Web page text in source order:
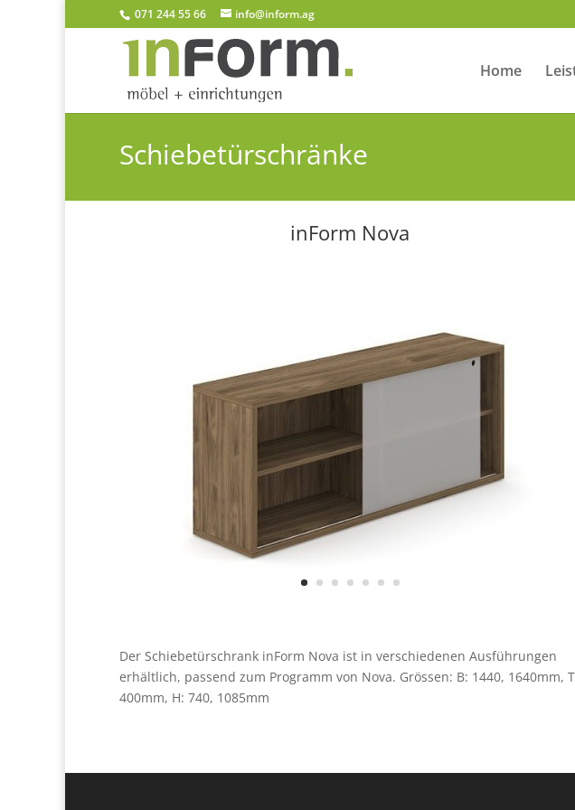
071 244 55 66 info@inform.ag
Home
Schiebetürschränke
inForm Nova
Der Schiebetürschrank inForm Nova ist in verschiedenen Ausführungen
erhältlich, passend zum Programm von Nova. Grössen: B: 1440, 1640mm,
400mm, H: 740, 1085mm